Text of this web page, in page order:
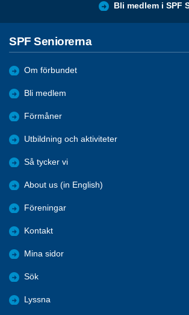
Bli medlem i SPF
SPF Seniorerna
Om förbundet
Bli medlem
Förmåner
Utbildning och aktiviteter
Så tycker vi
About us (in English)
Föreningar
Kontakt
Mina sidor
Sök
Lyssna